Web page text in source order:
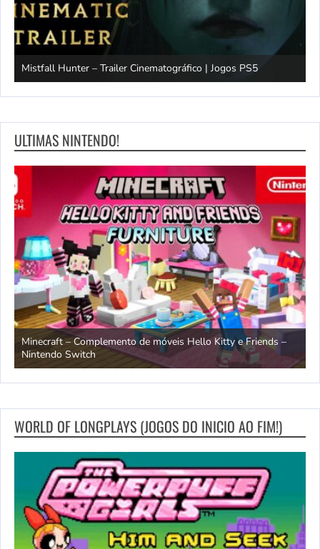
Mistfall Hunter – Trailer Cinematográfico | Jogos PS5
ULTIMAS NINTENDO!
Minecraft – Complemento de móveis Hello Kitty e Friends –
Nintendo Switch
WORLD OF LONGPLAYS (JOGOS DO INICIO AO FIM!)